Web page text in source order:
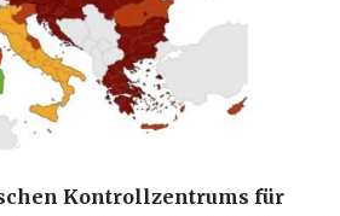
Kontrollzentrums für